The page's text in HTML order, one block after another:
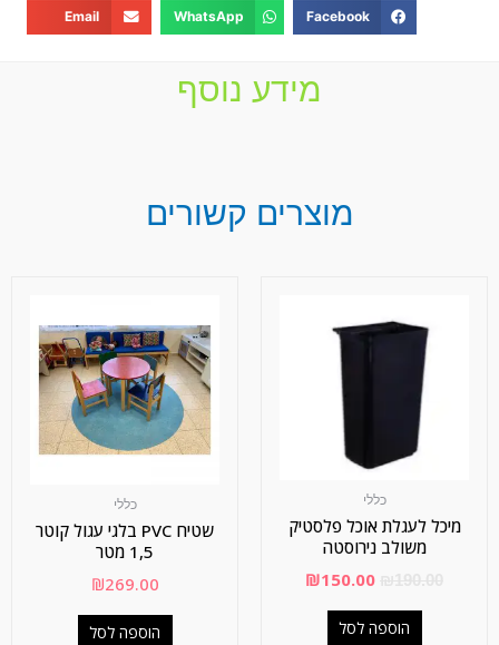
Facebook
WhatsApp
Email
מידע נוסף
מוצרים קשורים
כללי
מיכל לעגלת אוכל פלסטיק
משולב נירוסטה
₪150.00
הוספה לסל
כללי
שטיח PVC בלגי עגול קוטר
1,5 מטר
₪269.00
הוספה לסל